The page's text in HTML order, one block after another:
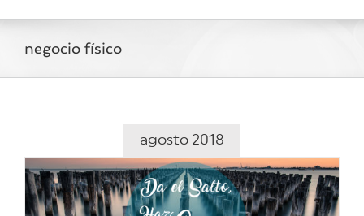
negocio físico
agosto 2018